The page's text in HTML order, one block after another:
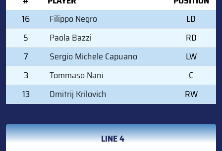
16
Filippo Negro
LD
5
Paola Bazzi
RD
7
Sergio Michele Capuano
LW
3
Tommaso Nani
C
13
Dmitrij Krilovich RW
LINE 4